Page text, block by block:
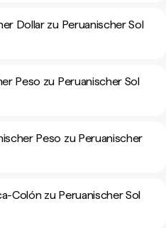
Dollar zu Peruanischer Sol
Peso zu Peruanischer Sol
Peso zu Peruanischer
Colón zu Peruanischer Sol